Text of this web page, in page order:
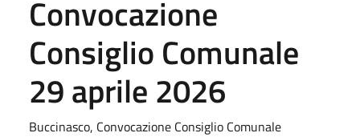
Convocazione
Consiglio Comunale
29 aprile 2026
Buccinasco, Convocazione Consiglio Comunale